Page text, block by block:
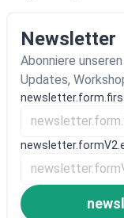
Newsletter
Abonniere
Updates,